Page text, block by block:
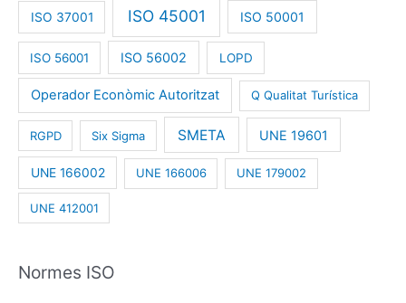
ISO 37001 ISO 45001 ISO 50001
ISO 56001 ISO 56002 LOPD
Operador Econòmic Autoritzat Q Qualitat Turística
RGPD Six Sigma SMETA UNE 19601
UNE 166002 UNE 166006 UNE 179002
UNE 412001
Normes ISO